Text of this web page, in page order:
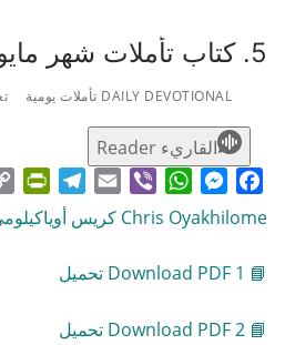
5. كتاب تأملات شهر مايو 2022
DAILY DEVOTIONAL تأملات يومية
القاريء Reader
Facebook
Messenger
WhatsApp
Viber
Email
Chris Oyakhilome كريس أوياكيلومي
📘 Download PDF 1 تحميل
📘 Download PDF 2 تحميل